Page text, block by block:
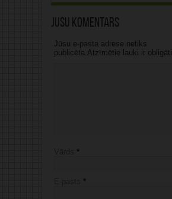
Jūsu komentārs
Jūsu e-pasta adrese netiks
publicēta.Atzīmētie lauki ir obligāti
*
*